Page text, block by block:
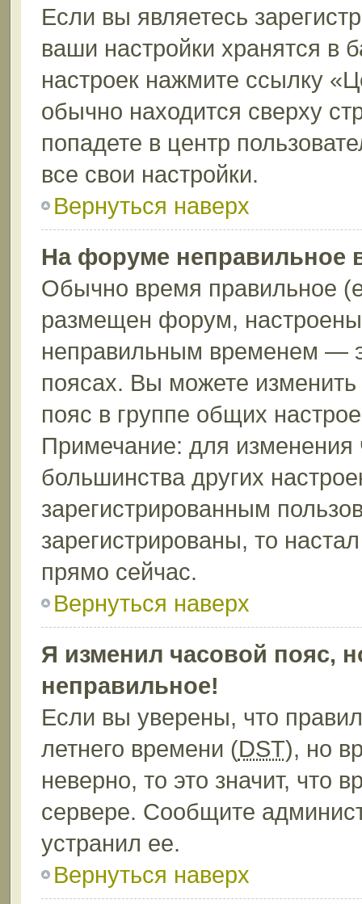
Если вы являетесь
ваши настройки хранятся в
настроек нажмите ссылку
обычно находится сверху
попадете в центр
все свои настройки.
Вернуться наверх
На форуме неправильное
Обычно время правильное
размещен форум,
неправильным временем —
поясах. Вы можете
пояс в группе общих
Примечание: для изменения
большинства других
зарегистрированным
зарегистрированы, то
прямо сейчас.
Вернуться наверх
Я изменил часовой пояс,
неправильное!
Если вы уверены, что
летнего времени (DST), но
неверно, то это значит, что
сервере. Сообщите
устранил ее.
Вернуться наверх